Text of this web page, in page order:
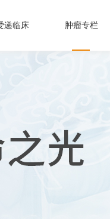
递临床 肿瘤专栏